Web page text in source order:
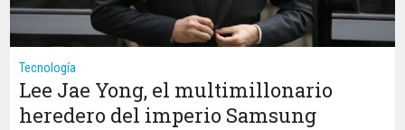
Tecnología
Lee Jae Yong, el multimillonario
heredero del imperio Samsung